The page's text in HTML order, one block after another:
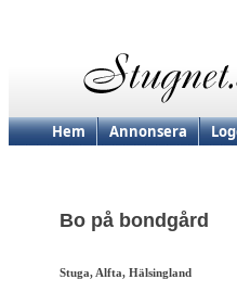
Hem Annonsera
Bo på bondgård
Stuga, Alfta, Hälsingland